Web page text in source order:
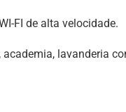
FI de alta velocidade.
lavanderia